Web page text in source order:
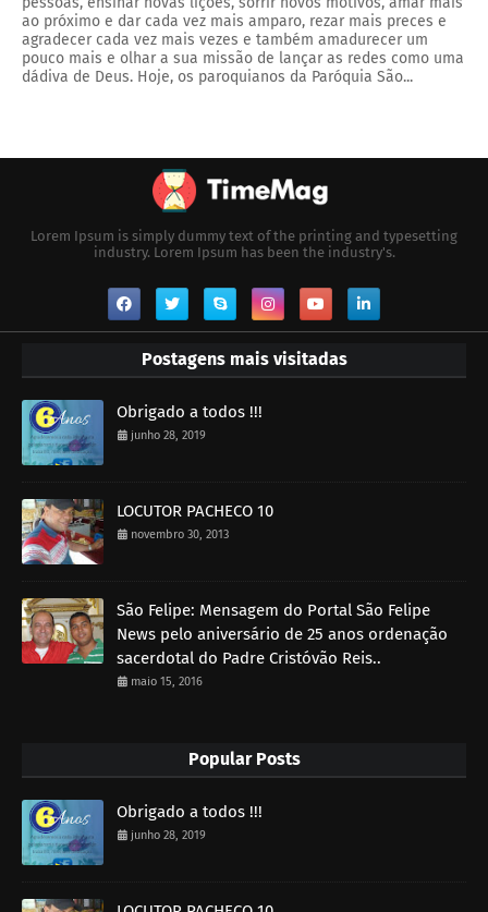
ao próximo e dar cada vez mais amparo, rezar mais preces e
agradecer cada vez mais vezes e também amadurecer um
pouco mais e olhar a sua missão de lançar as redes como uma
dádiva de Deus. Hoje, os paroquianos da Paróquia São...
Lorem Ipsum is simply dummy text of the printing and typesetting
industry. Lorem Ipsum has been the industry's.
Postagens mais visitadas
Obrigado a todos !!!
junho 28, 2019
LOCUTOR PACHECO 10
novembro 30, 2013
São Felipe: Mensagem do Portal São Felipe
News pelo aniversário de 25 anos ordenação
sacerdotal do Padre Cristóvão Reis..
maio 15, 2016
Popular Posts
Obrigado a todos !!!
junho 28, 2019